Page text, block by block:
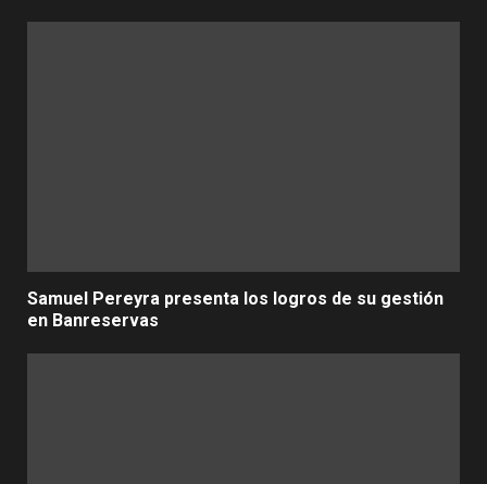
Samuel Pereyra presenta los logros de su gestión
en Banreservas